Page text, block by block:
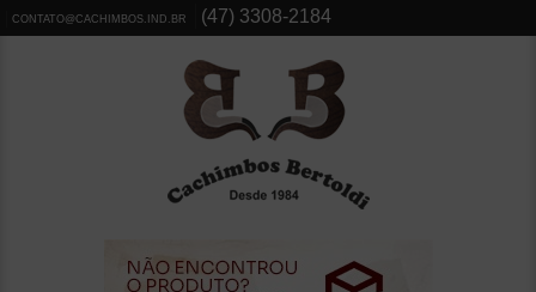
CONTATO@CACHIMBOS.IND.BR (47) 3308-2184